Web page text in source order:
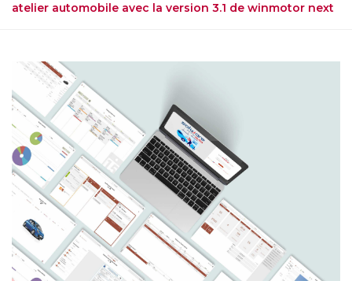
atelier automobile avec la version 3.1 de winmotor next